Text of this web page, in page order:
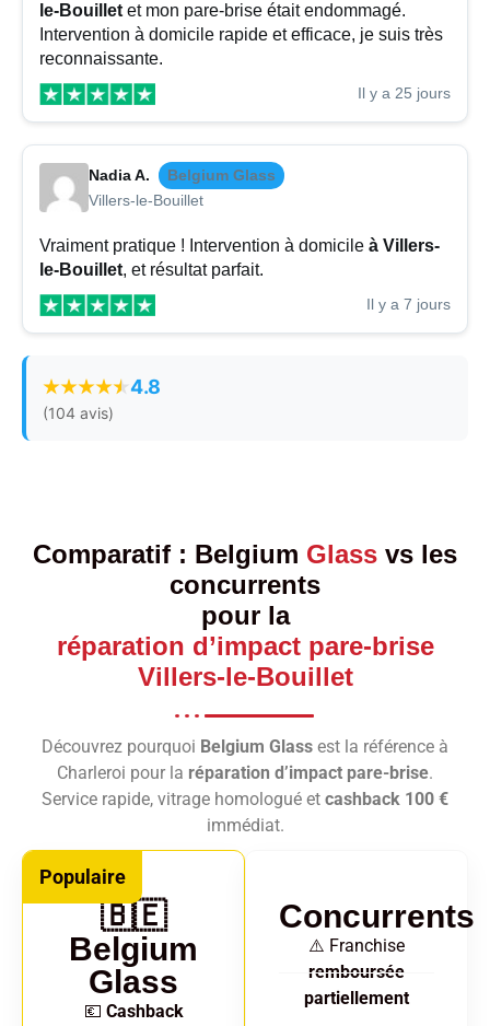
le-Bouillet et mon pare-brise était endommagé.
Intervention à domicile rapide et efficace, je suis très
reconnaissante.
Il y a 25 jours
Nadia A.
Belgium Glass
Villers-le-Bouillet
Vraiment pratique ! Intervention à domicile à Villers-
le-Bouillet, et résultat parfait.
Il y a 7 jours
4.8
(104 avis)
Comparatif : Belgium Glass vs les
concurrents
pour la
réparation d’impact pare-brise
Villers-le-Bouillet
Découvrez pourquoi Belgium Glass est la référence à
Charleroi pour la réparation d’impact pare-brise.
Service rapide, vitrage homologué et cashback 100 €
immédiat.
🇧🇪
Belgium
Glass
💶 Cashback
Populaire
Concurrents
⚠️ Franchise
remboursée
partiellement